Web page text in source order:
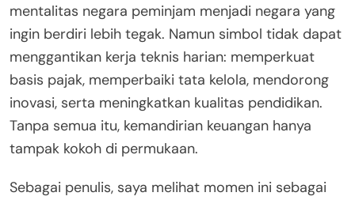
mentalitas negara peminjam menjadi negara yang
ingin berdiri lebih tegak. Namun simbol tidak dapat
menggantikan kerja teknis harian: memperkuat
basis pajak, memperbaiki tata kelola, mendorong
inovasi, serta meningkatkan kualitas pendidikan.
Tanpa semua itu, kemandirian keuangan hanya
tampak kokoh di permukaan.
Sebagai penulis, saya melihat momen ini sebagai